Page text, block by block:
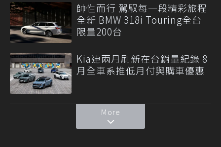
帥性而行 駕馭每一段精彩旅程
全新 BMW 318i Touring全台
限量200台
Kia連兩月刷新在台銷量紀錄 8
月全車系推低月付與購車優惠
More